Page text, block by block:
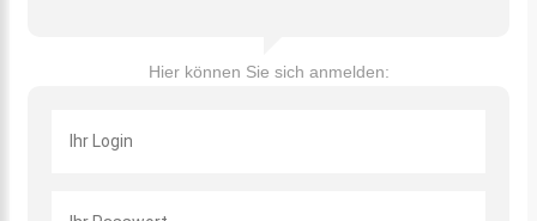
Hier können Sie sich anmelden: